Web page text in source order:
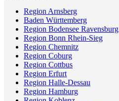
Region Arnsberg
Baden Württemberg
Region Bodensee Ravensburg
Region Bonn Rhein-Sieg
Region Chemnitz
Region Coburg
Region Cottbus
Region Erfurt
Region Halle-Dessau
Region Hamburg